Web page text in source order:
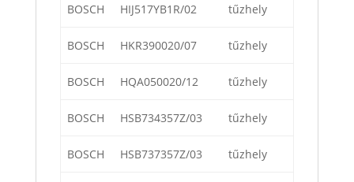
BOSCH HIJ517YB1R/02 tűzhely
BOSCH HKR390020/07 tűzhely
BOSCH HQA050020/12 tűzhely
BOSCH HSB734357Z/03 tűzhely
BOSCH HSB737357Z/03 tűzhely